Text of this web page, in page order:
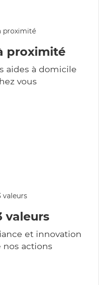
proximité
aides à domicile
vous
valeurs
et innovation
nos actions